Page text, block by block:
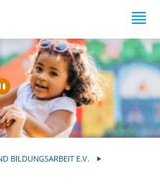
Automatische
BILDUNGSARBEIT E.V.